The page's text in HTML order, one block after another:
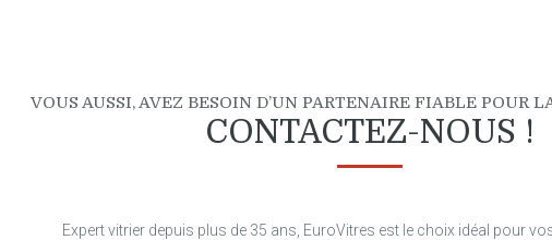
VOUS AUSSI, AVEZ BESOIN D’UN PARTENAIRE FIABLE POUR
CONTACTEZ-NOUS !
Expert vitrier depuis plus de 35 ans, EuroVitres est le choix idéal pour